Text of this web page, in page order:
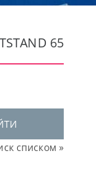
65
списком »